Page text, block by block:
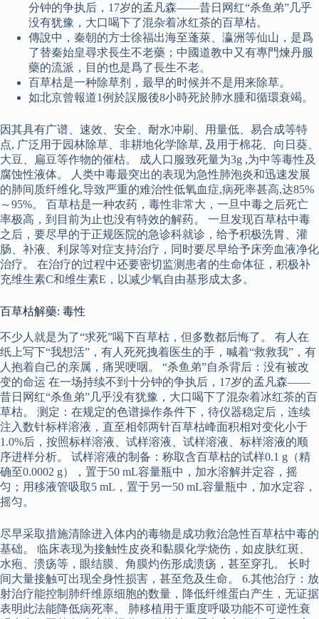
分钟的争执后，17岁的孟凡森——昔日网红“杀鱼弟”几乎
没有犹豫，大口喝下了混杂着冰红茶的百草枯。
傳說中，秦朝的方士徐福出海至蓬萊、瀛洲等仙山，是爲
了替秦始皇尋求長生不老藥；中國道教中又有專門煉丹服
藥的流派，目的也是爲了長生不老。
百草枯是一种除草剂，最早的时候并不是用来除草。
如北京曾報道1例於誤服後8小時死於肺水腫和循環衰竭。
因其具有广谱、速效、安全、耐水冲刷、用量低、易合成等特
点, 广泛用于园林除草、非耕地化学除草, 及用于棉花、向日葵、
大豆、扁豆等作物的催枯。 成人口服致死量为3g ,为中等毒性及
腐蚀性液体。 人类中毒最突出的表现为急性肺泡炎和迅速发展
的肺间质纤维化,导致严重的难治性低氧血症,病死率甚高,达85%
～95%。 百草枯是一种农药，毒性非常大，一旦中毒之后死亡
率极高，到目前为止也没有特效的解药。 一旦发现百草枯中毒
之后，要尽早的于正规医院的急诊科就诊，给予积极洗胃、灌
肠、补液、利尿等对症支持治疗，同时要尽早给予床旁血液净化
治疗。 在治疗的过程中还要密切监测患者的生命体征，积极补
充维生素C和维生素E，以减少氧自由基形成太多。
百草枯解藥: 毒性
不少人就是为了“求死”喝下百草枯，但多数都后悔了。 有人在
纸上写下“我想活”，有人死死拽着医生的手，喊着“救救我”，有
人抱着自己的亲属，痛哭哽咽。 “杀鱼弟”自杀背后：没有被改
变的命运 在一场持续不到十分钟的争执后，17岁的孟凡森——
昔日网红“杀鱼弟”几乎没有犹豫，大口喝下了混杂着冰红茶的百
草枯。 测定：在规定的色谱操作条件下，待仪器稳定后，连续
注入数针标样溶液，直至相邻两针百草枯峰面积相对变化小于
1.0%后，按照标样溶液、试样溶液、试样溶液、标样溶液的顺
序进样分析。 试样溶液的制备：称取含百草枯的试样0.1 g（精
确至0.0002 g），置于50 mL容量瓶中，加水溶解并定容，摇
匀；用移液管吸取5 mL，置于另一50 mL容量瓶中，加水定容，
摇匀。
尽早采取措施清除进入体内的毒物是成功救治急性百草枯中毒的
基础。 临床表现为接触性皮炎和黏膜化学烧伤，如皮肤红斑、
水疱、溃疡等，眼结膜、角膜灼伤形成溃疡，甚至穿孔。 长时
间大量接触可出现全身性损害，甚至危及生命。 6.其他治疗：放
射治疗能控制肺纤维原细胞的数量，降低纤维蛋白产生，无证据
表明此法能降低病死率。 肺移植用于重度呼吸功能不可逆性衰